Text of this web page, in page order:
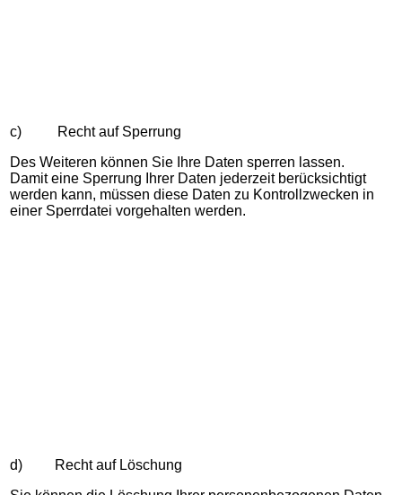
c) Recht auf Sperrung
Des Weiteren können Sie Ihre Daten sperren lassen.
Damit eine Sperrung Ihrer Daten jederzeit berücksichtigt
werden kann, müssen diese Daten zu Kontrollzwecken in
einer Sperrdatei vorgehalten werden.
d) Recht auf Löschung